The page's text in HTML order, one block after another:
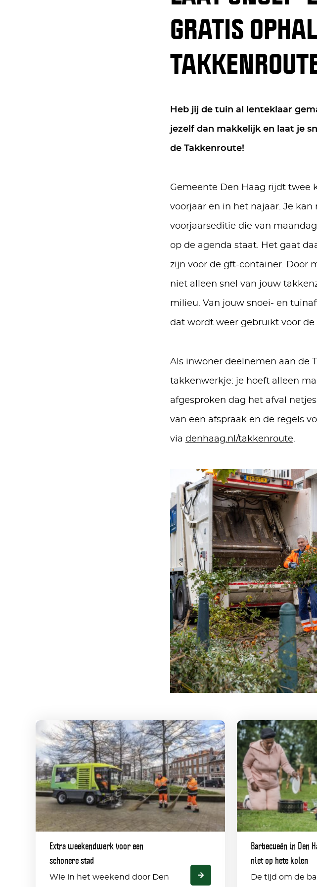
GRATIS
Heb jij de tuin al lenteklaar
jezelf dan makkelijk en laat je
de Takkenroute!
Gemeente Den Haag rijdt twee
voorjaar en in het najaar. Je
voorjaarseditie die van
op de agenda staat. Het gaat
zijn voor de gft-container. Door
niet alleen snel van jouw
milieu. Van jouw snoei- en
dat wordt weer gebruikt voor
Als inwoner deelnemen aan de
takkenwerkje: je hoeft alleen
afgesproken dag het afval
van een afspraak en de regels
via denhaag.nl/takkenroute.
Extra
weekendwerk
voor
een
schonere
stad
Extra weekendwerk voor een
schonere stad
Wie in het weekend door Den
Barbecueën
in
Den
Haag:
hier
zit
niet
Barbecueën in Den
niet op hete kolen
De tijd om de